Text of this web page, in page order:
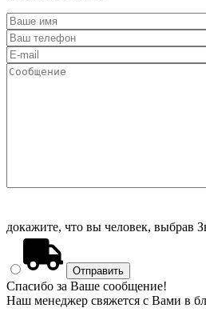
докажите, что вы человек, выбрав
Спасибо за Ваше сообщение!
Наш менеджер свяжется с Вами в